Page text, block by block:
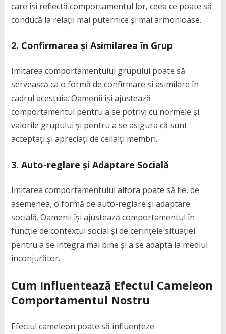
care își reflectă comportamentul lor, ceea ce poate să
conducă la relații mai puternice și mai armonioase.
2. Confirmarea și Asimilarea în Grup
Imitarea comportamentului grupului poate să
servească ca o formă de confirmare și asimilare în
cadrul acestuia. Oamenii își ajustează
comportamentul pentru a se potrivi cu normele și
valorile grupului și pentru a se asigura că sunt
acceptați și apreciați de ceilalți membri.
3. Auto-reglare și Adaptare Socială
Imitarea comportamentului altora poate să fie, de
asemenea, o formă de auto-reglare și adaptare
socială. Oamenii își ajustează comportamentul în
funcție de contextul social și de cerințele situației
pentru a se integra mai bine și a se adapta la mediul
înconjurător.
Cum Influentează Efectul Cameleon
Comportamentul Nostru
Efectul cameleon poate să influențeze